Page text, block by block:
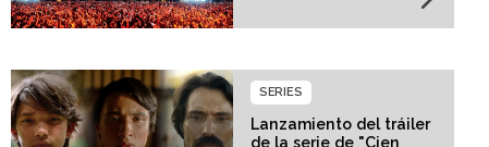
Lanzamiento del tráiler
de la serie de "Cien
SERIES